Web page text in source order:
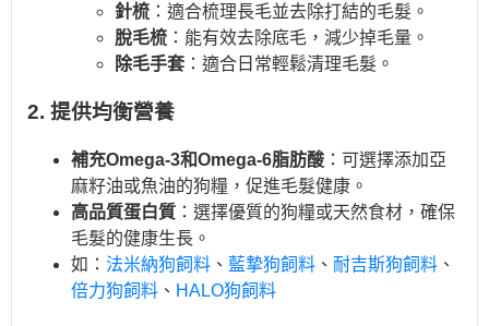
針梳 ：適合梳理長毛並去除打結的毛髮。
脫毛梳 ：能有效去除底毛，減少掉毛量。
除毛手套 ：適合日常輕鬆清理毛髮。
2. 提供均衡營養
補充Omega-3和Omega-6脂肪酸 ：可選擇添加亞
麻籽油或魚油的狗糧，促進毛髮健康。
高品質蛋白質 ：選擇優質的狗糧或天然食材，確保
毛髮的健康生長。
如： 法米納狗飼料 、 藍摯狗飼料 、 耐吉斯狗飼料 、
倍力狗飼料 、 HALO狗飼料